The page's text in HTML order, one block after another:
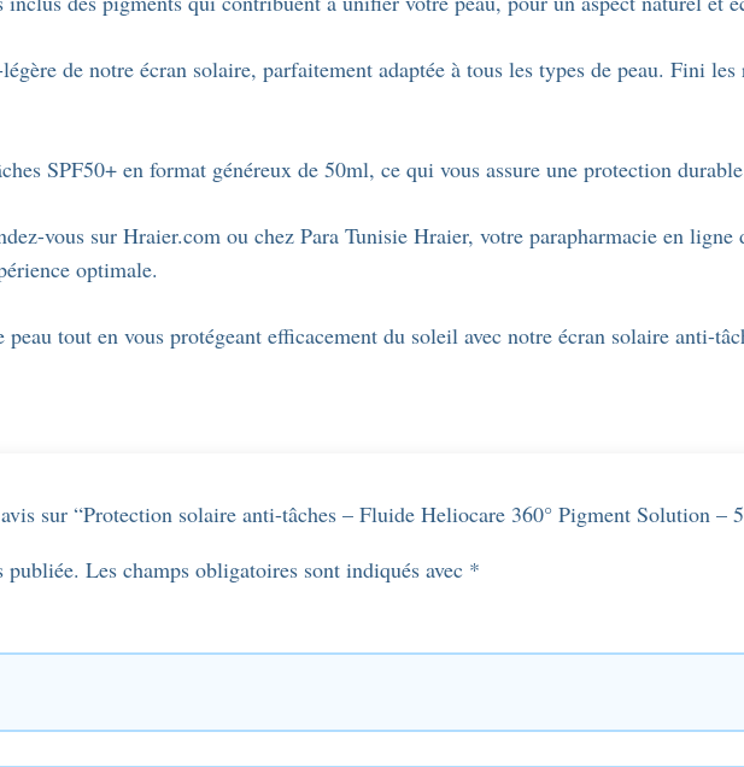
de notre écran solaire, parfaitement adaptée à tous les types de peau. Fini
SPF50+ en format généreux de 50ml, ce qui vous assure une protection
vous sur Hraier.com ou chez Para Tunisie Hraier, votre parapharmacie en
optimale.
tout en vous protégeant efficacement du soleil avec notre écran solaire anti-
sur “Protection solaire anti-tâches – Fluide Heliocare 360° Pigment Solution –
publiée. Les champs obligatoires sont indiqués avec *